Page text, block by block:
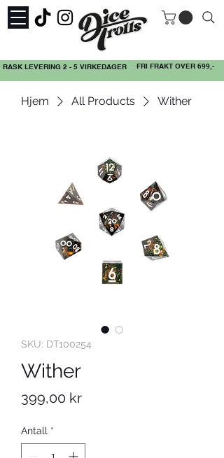
RASK LEVERING 2 - 5 VIRKEDAGER FRI FRAKT OVER 699,-
Hjem All Products Wither
SKU: DT100254
Wither
399,00 krPris
Antall *